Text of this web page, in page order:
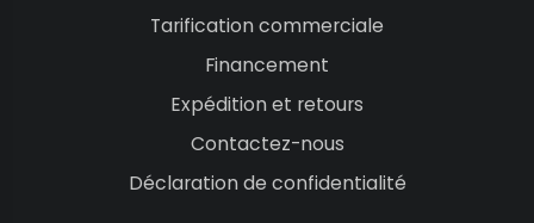
Tarification commerciale
Financement
Expédition et retours
Contactez-nous
Déclaration de confidentialité